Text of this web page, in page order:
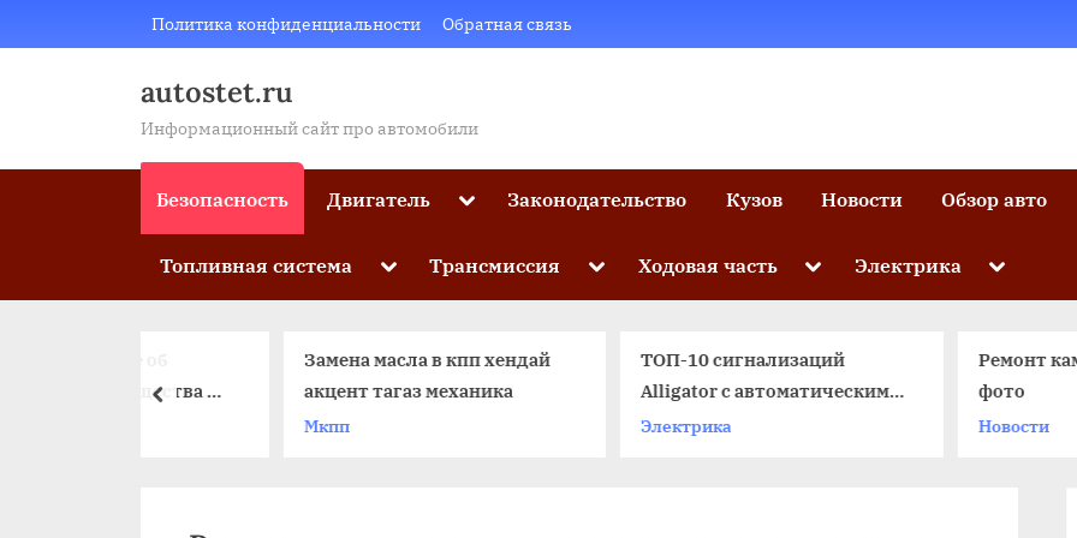
to
Политика конфиденциальности Обратная связь
autostet.ru
Информационный сайт про автомобили
Безопасность Двигатель ToggleЗаконодательство Кузов Новости Обзор авто
Топливная система Toggle
menu
Трансмиссия Toggle
menu
Ходовая часть Toggle
menu
Электрика Toggle
menu
Замена масла в кпп хендай
акцент тагаз механика
ТОП-10 сигнализаций
Alligator с автоматическим и
ручным автозапуском
Ремонт камеры
фото
пред